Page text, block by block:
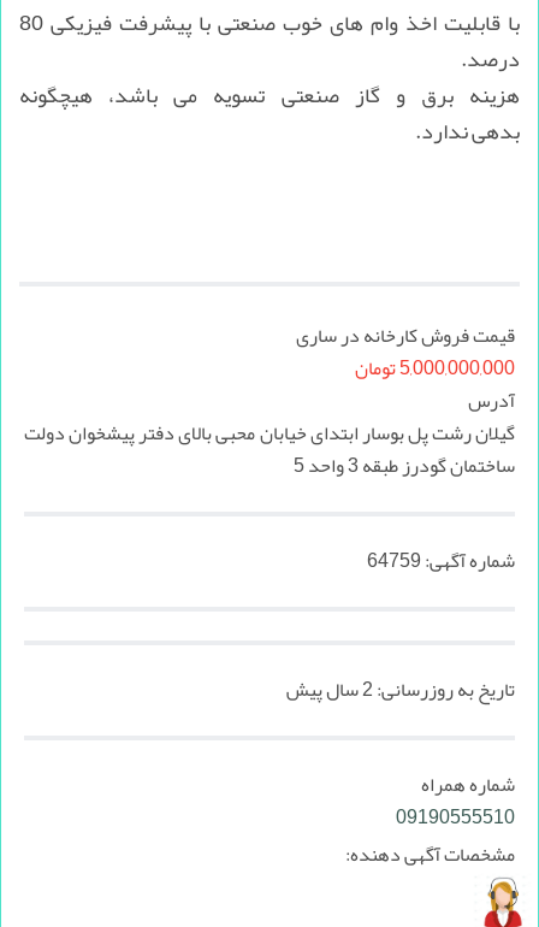
با قابلیت اخذ وام های خوب صنعتی با پیشرفت فیزیکی 80
درصد.
هزینه برق و گاز صنعتی تسویه می باشد، هیچگونه
بدهی ندارد.
قیمت فروش کارخانه در ساری
5,000,000,000 تومان
آدرس
گیلان رشت پل بوسار ابتدای خیابان محبی بالای دفتر پیشخوان دولت
ساختمان گودرز طبقه 3 واحد 5
شماره آگهی:64759
تاریخ به روزرسانی:2 سال پیش
شماره همراه
09190555510
مشخصات آگهی دهنده: